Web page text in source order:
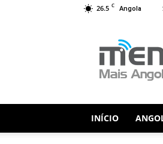
26.5 C Angola
INÍCIO